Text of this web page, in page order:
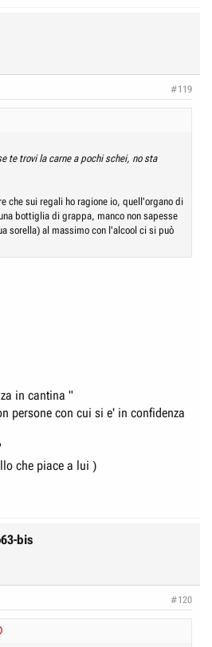
#119
te trovi la carne a pochi schei, no sta
che sui regali ho ragione io, quell'organo di
bottiglia di grappa, manco non sapesse
sorella) al massimo con l'alcool ci si può
in cantina "
persone con cui si e' in confidenza
che piace a lui )
bis
#120